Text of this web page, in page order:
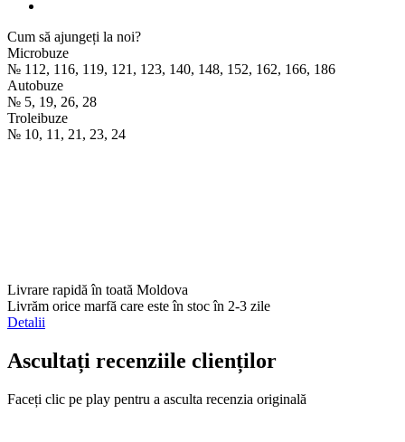
Cum să ajungeți la noi?
Microbuze
№ 112, 116, 119, 121, 123, 140, 148, 152, 162, 166, 186
Autobuze
№ 5, 19, 26, 28
Troleibuze
№ 10, 11, 21, 23, 24
Livrare rapidă în toată Moldova
Livrăm orice marfă care este în stoc în 2-3 zile
Detalii
Ascultați recenziile clienților
Faceți clic pe play pentru a asculta recenzia originală